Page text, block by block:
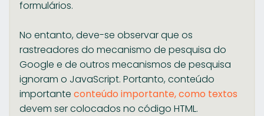
formulários.
No entanto, deve-se observar que os
rastreadores do mecanismo de pesquisa do
Google e de outros mecanismos de pesquisa
ignoram o JavaScript. Portanto, conteúdo
importante conteúdo importante, como textos
devem ser colocados no código HTML.